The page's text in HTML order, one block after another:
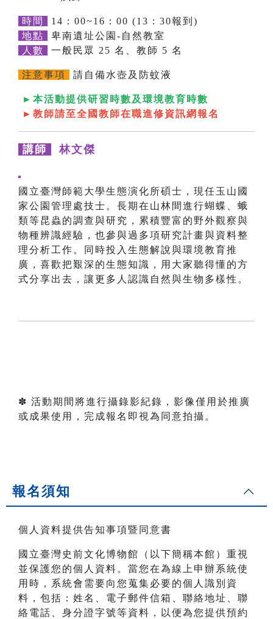
時間
14：00~16：00 (13：30報到)
地點
卑南遺址公園-自然教室
人數
一般民眾 25 名、教師 5 名
注意事項 請自備水壺及防蚊液
►本活動提供研習時數及環境教育時數
►教師請至全國教師在職進修資訊網報名
講師 林文傑
國立臺灣師範大學生態演化所碩士，現任玉山國
家公園管理處技士。長期在山林間進行蝴蝶、蛾
類等昆蟲的調查與研究，累積豐富的野外觀察與
物種辨識經驗，也參與過多項研究計畫與資料整
理分析工作。同時投入生態解說與環境教育推
廣，喜歡把艱深的生態知識，用大家聽得懂的方
式分享出去，讓更多人認識自然與生物多樣性。
✽ 活動期間將進行攝錄影紀錄，影像僅用於推廣
或成果使用，完成報名即視為同意拍攝。
報名須知
個人資料提供告知事項暨同意書
國立臺灣史前文化博物館（以下簡稱本館）重視
並保護您的個人資料。當您在為線上申辦系統使
用時，系統會需要向您蒐集必要的個人識別資
料，包括：姓名、電子郵件信箱、聯絡地址、聯
絡電話、身分證字號等資料，以便為您提供預約